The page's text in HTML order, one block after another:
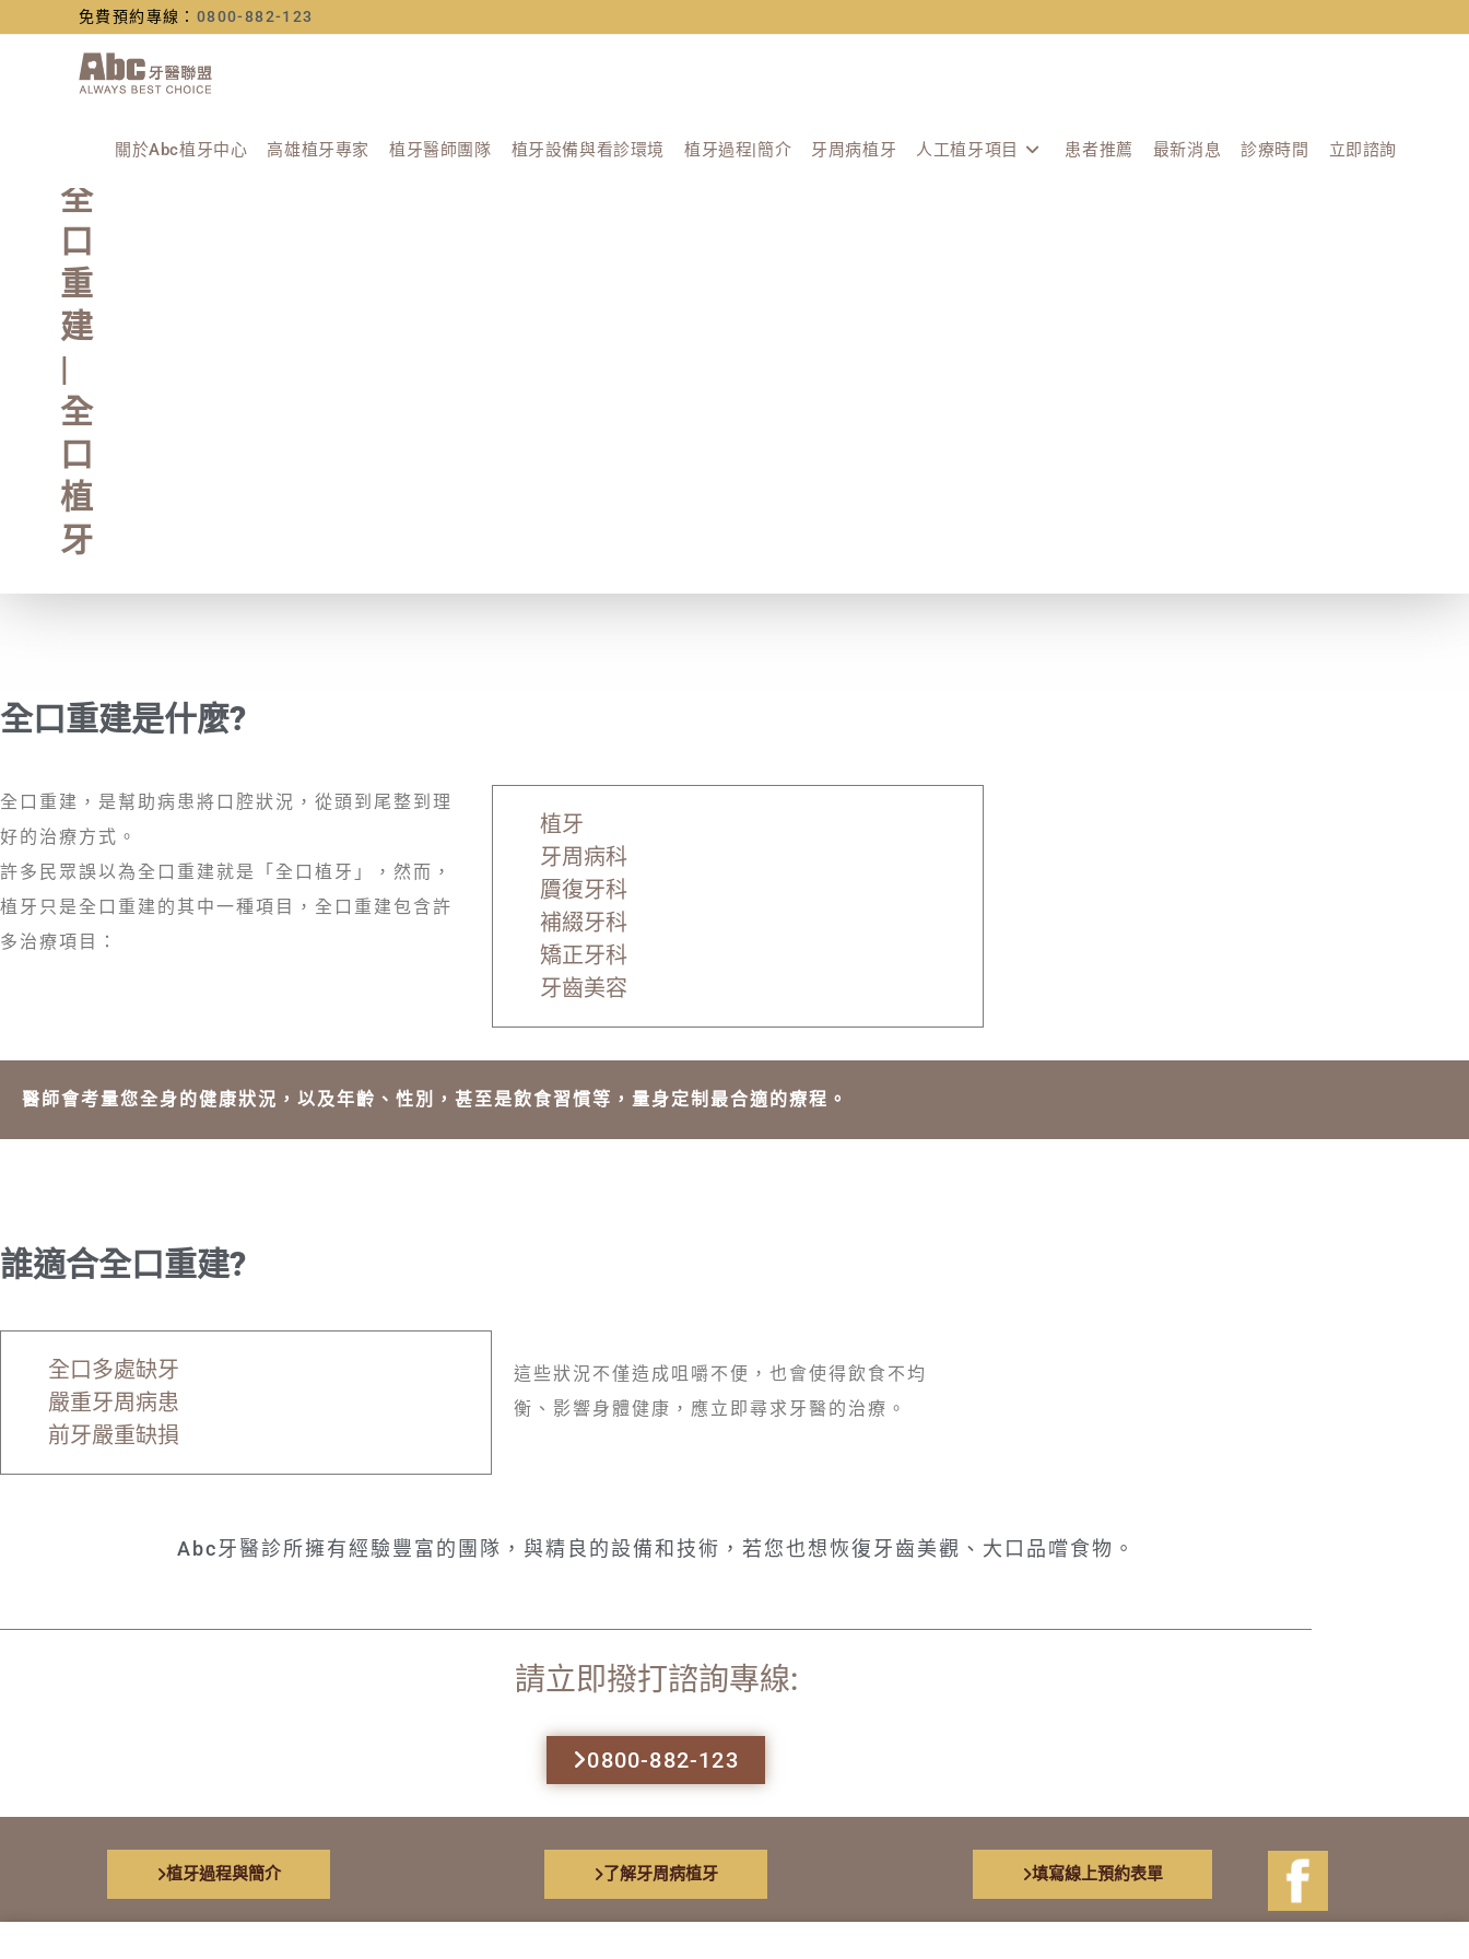
免費預約專線： 0800-882-123
關於Abc植牙中心 高雄植牙專家 植牙醫師團隊 植牙設備與看診環境 植牙過程|簡介 牙周病植牙 人工植牙項目 患者推薦 最新消息 診療時間 立即諮詢
全
口
重
建
|
全
口
植
牙
全口重建是什麼?
全口重建，是幫助病患將口腔狀況，從頭到尾整到理
好的治療方式。
許多民眾誤以為全口重建就是「全口植牙」，然而，
植牙只是全口重建的其中一種項目，全口重建包含許
多治療項目：
植牙
牙周病科
贗復牙科
補綴牙科
矯正牙科
牙齒美容
醫師會考量您全身的健康狀況，以及年齡、性別，甚至是飲食習慣等，量身定制最合適的療程。
誰適合全口重建?
全口多處缺牙
嚴重牙周病患
前牙嚴重缺損
這些狀況不僅造成咀嚼不便，也會使得飲食不均
衡、影響身體健康，應立即尋求牙醫的治療。
Abc牙醫診所擁有經驗豐富的團隊，與精良的設備和技術，若您也想恢復牙齒美觀、大口品嚐食物。
請立即撥打諮詢專線:
0800-882-123
植牙過程與簡介 了解牙周病植牙 填寫線上預約表單